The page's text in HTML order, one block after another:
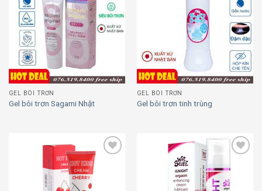
Add to
wishlist
GEL BÔI TRƠN
Gel bôi trơn Sagami Nhật
Add to
wishlist
GEL BÔI TRƠN
Gel bôi trơn tinh trùng
Add to